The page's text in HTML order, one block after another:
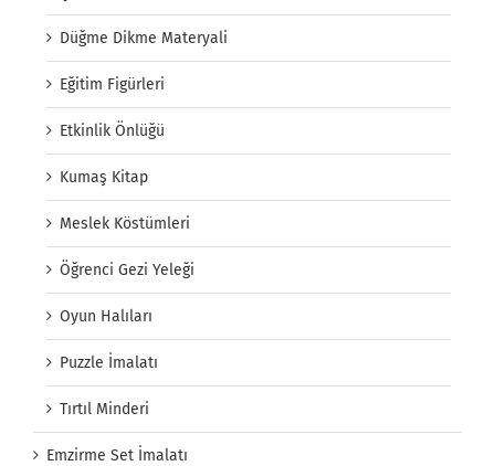
Düğme Dikme Materyali
Eğitim Figürleri
Etkinlik Önlüğü
Kumaş Kitap
Meslek Köstümleri
Öğrenci Gezi Yeleği
Oyun Halıları
Puzzle İmalatı
Tırtıl Minderi
Emzirme Set İmalatı